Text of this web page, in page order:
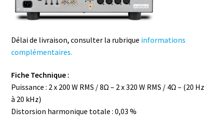
Délai de livraison, consulter la rubrique informations
complémentaires.
Fiche Technique :
Puissance : 2 x 200 W RMS / 8Ω – 2 x 320 W RMS / 4Ω – (20 Hz
à 20 kHz)
Distorsion harmonique totale : 0,03 %